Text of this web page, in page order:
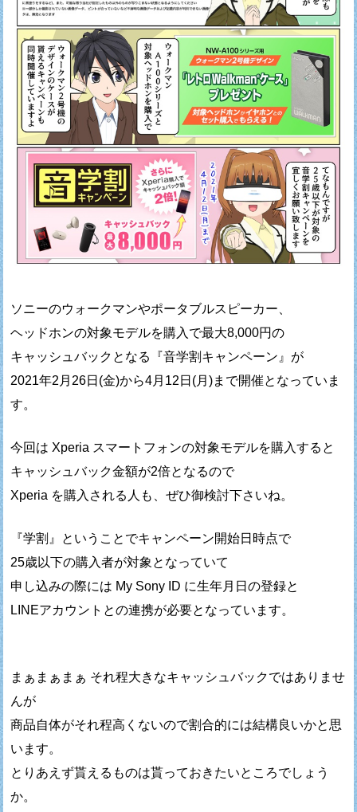
ソニーのウォークマンやポータブルスピーカー、
ヘッドホンの対象モデルを購入で最大8,000円の
キャッシュバックとなる『音学割キャンペーン』が
2021年2月26日(金)から4月12日(月)まで開催となっていま
す。
今回は Xperia スマートフォンの対象モデルを購入すると
キャッシュバック金額が2倍となるので
Xperia を購入される人も、ぜひ御検討下さいね。
『学割』ということでキャンペーン開始日時点で
25歳以下の購入者が対象となっていて
申し込みの際には My Sony ID に生年月日の登録と
LINEアカウントとの連携が必要となっています。
まぁまぁまぁ それ程大きなキャッシュバックではありませ
んが
商品自体がそれ程高くないので割合的には結構良いかと思
います。
とりあえず貰えるものは貰っておきたいところでしょう
か。